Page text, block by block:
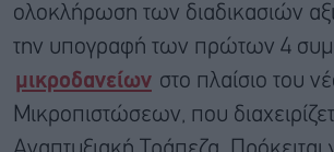
ολοκλήρωση των διαδικασιών
την υπογραφή των πρώτων 4
μικροδανείων στο πλαίσιο του
Μικροπιστώσεων, που